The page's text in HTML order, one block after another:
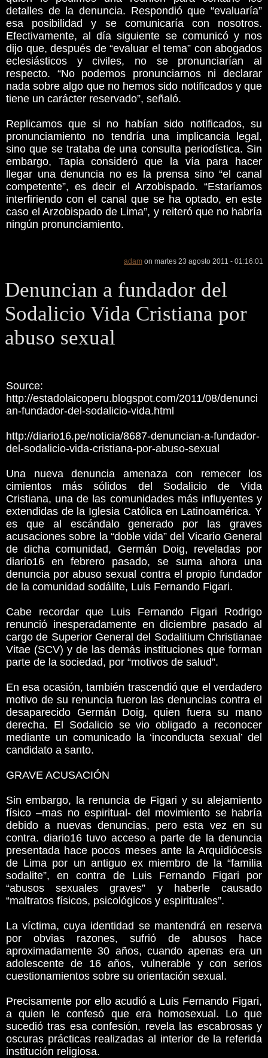
detalles de la denuncia. Respondió que “evaluaría”
esa posibilidad y se comunicaría con nosotros.
Efectivamente, al día siguiente se comunicó y nos
dijo que, después de “evaluar el tema” con abogados
eclesiásticos y civiles, no se pronunciarían al
respecto. “No podemos pronunciarnos ni declarar
nada sobre algo que no hemos sido notificados y que
tiene un carácter reservado”, señaló.
Replicamos que si no habían sido notificados, su
pronunciamiento no tendría una implicancia legal,
sino que se trataba de una consulta periodística. Sin
embargo, Tapia consideró que la vía para hacer
llegar una denuncia no es la prensa sino “el canal
competente”, es decir el Arzobispado. “Estaríamos
interfiriendo con el canal que se ha optado, en este
caso el Arzobispado de Lima”, y reiteró que no habría
ningún pronunciamiento.
adam on martes 23 agosto 2011 - 01:16:01
Denuncian a fundador del
Sodalicio Vida Cristiana por
abuso sexual
Source:
http://estadolaicoperu.blogspot.com/2011/08/denunci
an-fundador-del-sodalicio-vida.html
http://diario16.pe/noticia/8687-denuncian-a-fundador-
del-sodalicio-vida-cristiana-por-abuso-sexual
Una nueva denuncia amenaza con remecer los
cimientos más sólidos del Sodalicio de Vida
Cristiana, una de las comunidades más influyentes y
extendidas de la Iglesia Católica en Latinoamérica. Y
es que al escándalo generado por las graves
acusaciones sobre la “doble vida” del Vicario General
de dicha comunidad, Germán Doig, reveladas por
diario16 en febrero pasado, se suma ahora una
denuncia por abuso sexual contra el propio fundador
de la comunidad sodálite, Luis Fernando Figari.
Cabe recordar que Luis Fernando Figari Rodrigo
renunció inesperadamente en diciembre pasado al
cargo de Superior General del Sodalitium Christianae
Vitae (SCV) y de las demás instituciones que forman
parte de la sociedad, por “motivos de salud”.
En esa ocasión, también trascendió que el verdadero
motivo de su renuncia fueron las denuncias contra el
desaparecido Germán Doig, quien fuera su mano
derecha. El Sodalicio se vio obligado a reconocer
mediante un comunicado la ‘inconducta sexual’ del
candidato a santo.
GRAVE ACUSACIÓN
Sin embargo, la renuncia de Figari y su alejamiento
físico –mas no espiritual- del movimiento se habría
debido a nuevas denuncias, pero esta vez en su
contra. diario16 tuvo acceso a parte de la denuncia
presentada hace pocos meses ante la Arquidiócesis
de Lima por un antiguo ex miembro de la “familia
sodalite”, en contra de Luis Fernando Figari por
“abusos sexuales graves” y haberle causado
“maltratos físicos, psicológicos y espirituales”.
La víctima, cuya identidad se mantendrá en reserva
por obvias razones, sufrió de abusos hace
aproximadamente 30 años, cuando apenas era un
adolescente de 16 años, vulnerable y con serios
cuestionamientos sobre su orientación sexual.
Precisamente por ello acudió a Luis Fernando Figari,
a quien le confesó que era homosexual. Lo que
sucedió tras esa confesión, revela las escabrosas y
oscuras prácticas realizadas al interior de la referida
institución religiosa.